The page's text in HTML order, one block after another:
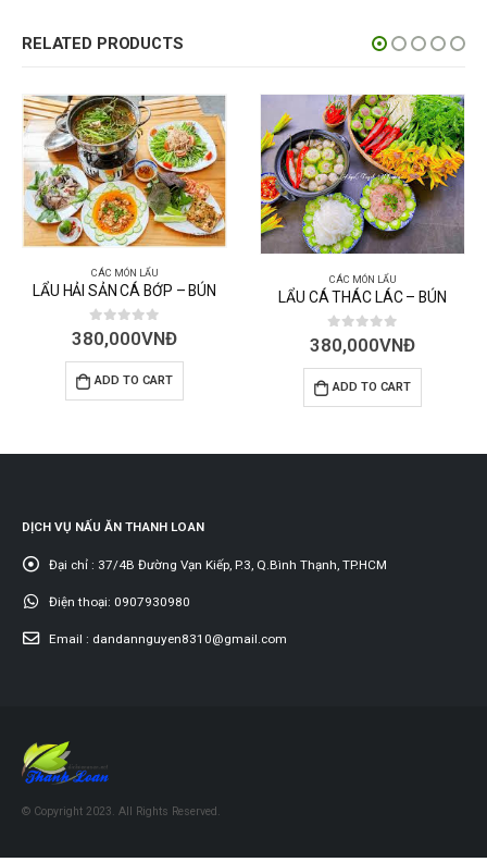
RELATED PRODUCTS
CÁC MÓN LẨU
LẨU HẢI SẢN CÁ BỚP – BÚN
0out of 5
380,000VNĐ
ADD TO CART
CÁC MÓN LẨU
LẨU CÁ THÁC LÁC – BÚN
0out of 5
380,000VNĐ
ADD TO CART
DỊCH VỤ NẤU ĂN THANH LOAN
Đại chỉ : 37/4B Đường Vạn Kiếp, P.3, Q.Bình Thạnh, TP.HCM
Điện thoại: 0907930980
Email : dandannguyen8310@gmail.com
© Copyright 2023. All Rights Reserved.